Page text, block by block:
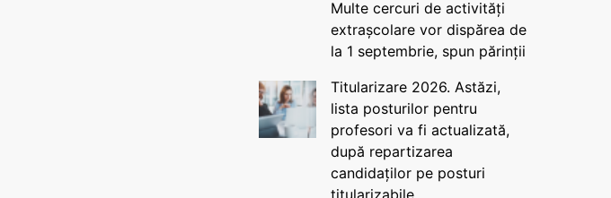
Multe cercuri de activități
extrașcolare vor dispărea de
la 1 septembrie, spun părinții
Titularizare 2026. Astăzi,
lista posturilor pentru
profesori va fi actualizată,
după repartizarea
candidaților pe posturi
titularizabile